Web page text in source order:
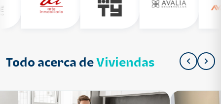
Todo acerca deViviendas